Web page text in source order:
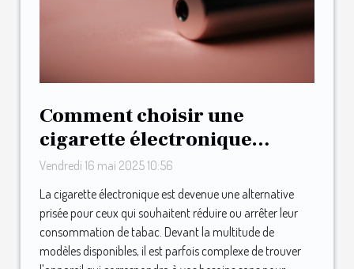
Comment choisir une
cigarette électronique
adaptée à votre budget
Vendredi 16 mai 2025 10:56
La cigarette électronique est devenue une alternative
prisée pour ceux qui souhaitent réduire ou arrêter leur
consommation de tabac. Devant la multitude de
modèles disponibles, il est parfois complexe de trouver